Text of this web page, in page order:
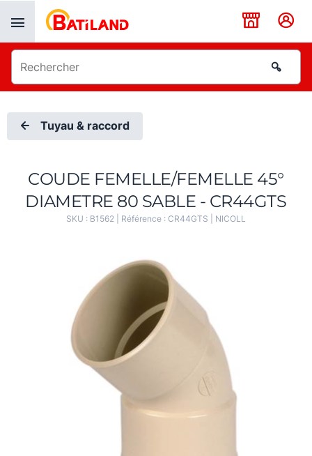
Tuyau & raccord
COUDE FEMELLE/FEMELLE 45°
DIAMETRE 80 SABLE - CR44GTS
SKU : B1562 | Référence : CR44GTS NICOLL
Panneau de gestion des cookies